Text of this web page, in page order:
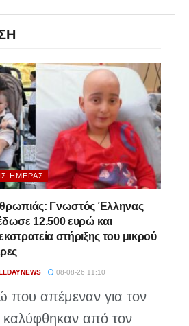
ΗΜΈΡΑΣ
Γνωστός Έλληνας
12.500 ευρώ και
στήριξης του μικρού
08-08-26 11:10
που απέμεναν για τον
καλύφθηκαν από τον